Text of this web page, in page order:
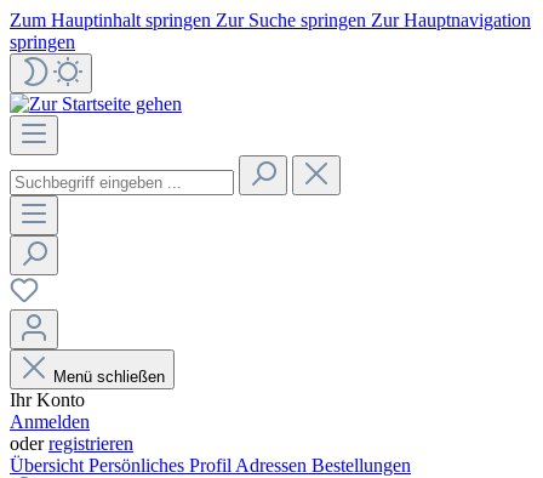
Zum Hauptinhalt springen Zur Suche springen Zur Hauptnavigation
springen
Menü schließen
Ihr Konto
Anmelden
oderregistrieren
Übersicht Persönliches Profil Adressen Bestellungen